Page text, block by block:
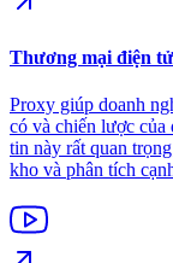
Thương mại điện tử
Proxy giúp doanh
có và chiến lược
tin này rất quan
kho và phân tích